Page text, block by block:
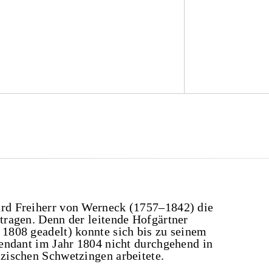
Freiherr von Werneck (1757–1842) die
Denn der leitende Hofgärtner
geadelt) konnte sich bis zu seinem
im Jahr 1804 nicht durchgehend in
Schwetzingen arbeitete.